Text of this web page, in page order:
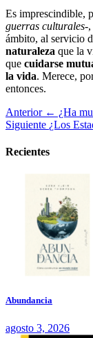
Es imprescindible,
guerras culturales-,
ámbito, al servicio
naturaleza que la
que cuidarse
la vida. Merece,
entonces.
Anterior ← ¿Ha
Siguiente ¿Los
Recientes
Abundancia
agosto 3, 2026